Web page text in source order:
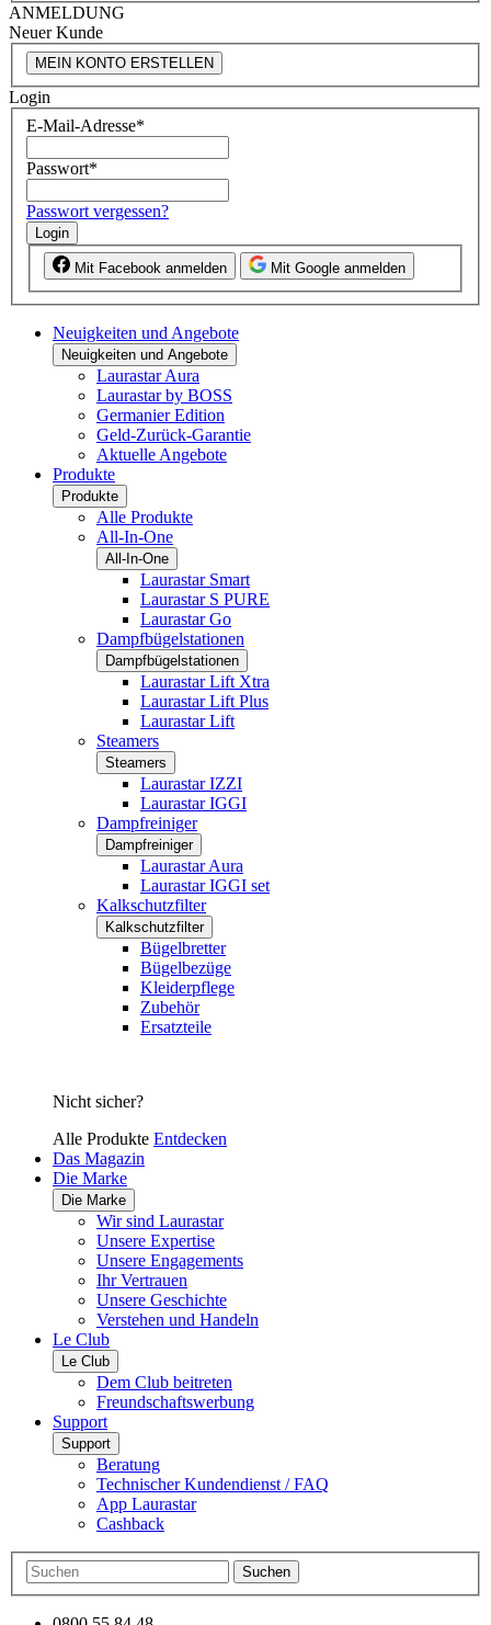
ANMELDUNG
Neuer Kunde
MEIN KONTO ERSTELLEN
Login
E-Mail-Adresse*
Passwort*
Passwort vergessen?
Login
Mit Facebook anmelden Mit Google anmelden
Neuigkeiten und Angebote
Neuigkeiten und Angebote
Laurastar Aura
Laurastar by BOSS
Germanier Edition
Geld-Zurück-Garantie
Aktuelle Angebote
Produkte
Produkte
Alle Produkte
All-In-One
All-In-One
Laurastar Smart
Laurastar S PURE
Laurastar Go
Dampfbügelstationen
Dampfbügelstationen
Laurastar Lift Xtra
Laurastar Lift Plus
Laurastar Lift
Steamers
Steamers
Laurastar IZZI
Laurastar IGGI
Dampfreiniger
Dampfreiniger
Laurastar Aura
Laurastar IGGI set
Kalkschutzfilter
Kalkschutzfilter
Bügelbretter
Bügelbezüge
Kleiderpflege
Zubehör
Ersatzteile
Nicht sicher?
Alle Produkte Entdecken
Das Magazin
Die Marke
Die Marke
Wir sind Laurastar
Unsere Expertise
Unsere Engagements
Ihr Vertrauen
Unsere Geschichte
Verstehen und Handeln
Le Club
Le Club
Dem Club beitreten
Freundschaftswerbung
Support
Support
Beratung
Technischer Kundendienst / FAQ
App Laurastar
Cashback
Suchen